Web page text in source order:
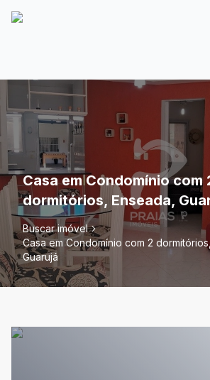
Casa em Condomínio com
dormitórios, Enseada,
Buscar imóvel
Casa em Condomínio com 2
Guarujá